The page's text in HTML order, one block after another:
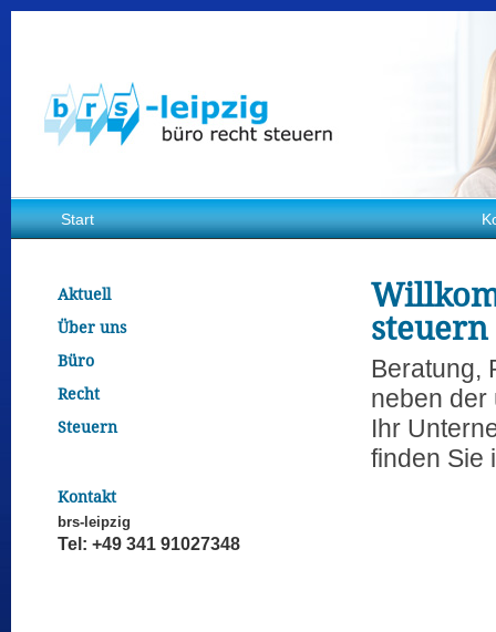
Start
steuern
Beratung,
neben der
Ihr
finden Sie
Aktuell
Über uns
Büro
Recht
Steuern
Kontakt
brs-leipzig
Tel: +49 341 91027348